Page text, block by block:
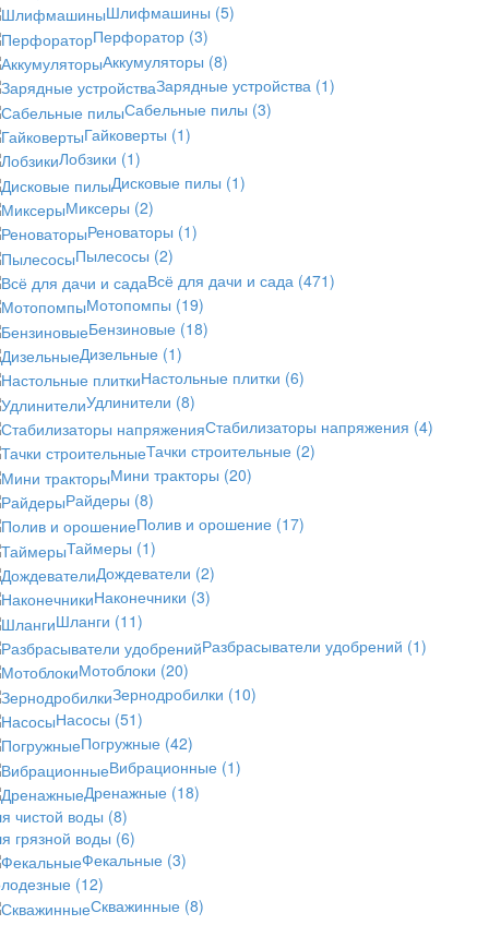
Шлифмашины (5)
Перфоратор (3)
Аккумуляторы (8)
Зарядные устройства (1)
Сабельные пилы (3)
Гайковерты (1)
Лобзики (1)
Дисковые пилы (1)
Миксеры (2)
Реноваторы (1)
Пылесосы (2)
Всё для дачи и сада (471)
Мотопомпы (19)
Бензиновые (18)
Дизельные (1)
Настольные плитки (6)
Удлинители (8)
Стабилизаторы напряжения (4)
Тачки строительные (2)
Мини тракторы (20)
Райдеры (8)
Полив и орошение (17)
Таймеры (1)
Дождеватели (2)
Наконечники (3)
Шланги (11)
Разбрасыватели удобрений (1)
Мотоблоки (20)
Зернодробилки (10)
Насосы (51)
Погружные (42)
Вибрационные (1)
Дренажные (18)
чистой воды (8)
грязной воды (6)
Фекальные (3)
(12)
Скважинные (8)